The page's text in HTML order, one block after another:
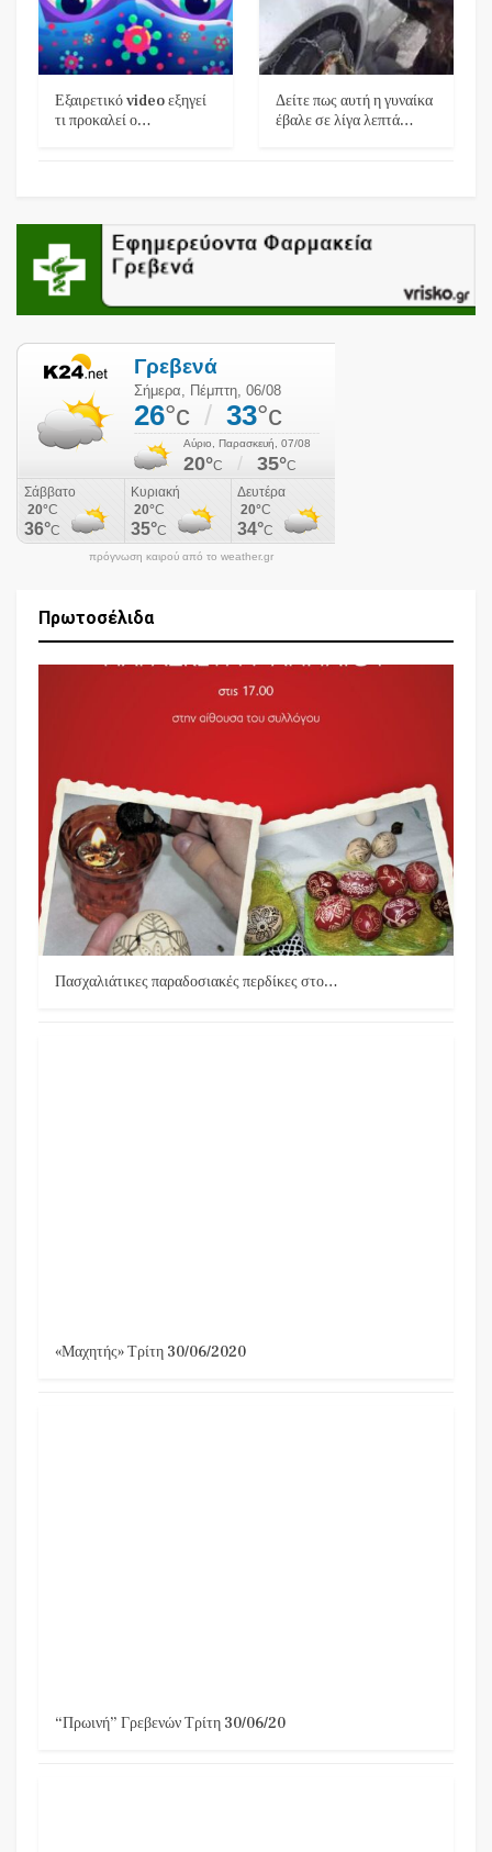
Εξαιρετικό video εξηγεί
τι προκαλεί ο…
Δείτε πως αυτή η γυναίκα
έβαλε σε λίγα λεπτά…
πρόγνωση καιρού από το weather.gr
Πρωτοσέλιδα
Πασχαλιάτικες παραδοσιακές περδίκες στο…
«Μαχητής» Τρίτη 30/06/2020
“Πρωινή” Γρεβενών Τρίτη 30/06/20